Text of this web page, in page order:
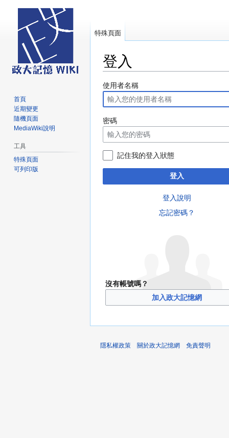
登入
跳
至
導
覽
跳
至
搜
尋
使用者名稱
密碼
記住我的登入狀態
登入
登入說明
忘記密碼？
沒有帳號嗎？
加入政大記憶網
特殊頁面
首頁
近期變更
隨機頁面
MediaWiki說明
工具
特殊頁面
可列印版
隱私權政策 關於政大記憶網 免責聲明